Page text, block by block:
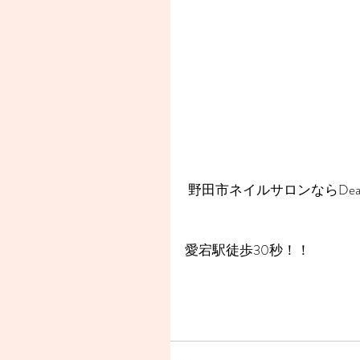
野田市ネイルサロンなら
愛宕駅徒歩30秒！！